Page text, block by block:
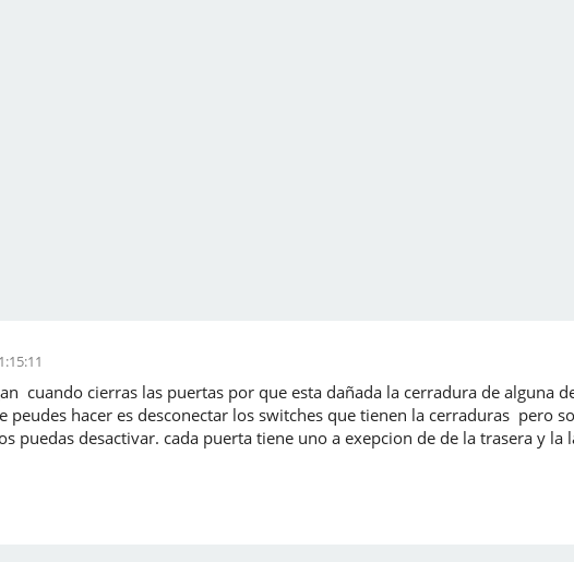
cuando cierras las puertas por que esta dañada la cerradura de alguna
peudes hacer es desconectar los switches que tienen la cerraduras pero
puedas desactivar. cada puerta tiene uno a exepcion de de la trasera y